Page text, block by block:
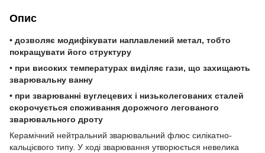
Опис
• дозволяє модифікувати наплавлений метал, тобто
покращувати його структуру
• при високих температурах виділяє гази, що захищають
зварювальну ванну
• при зварюванні вуглецевих і низьколегованих сталей
скорочується споживання дорожчого легованого
зварювального дроту
Керамічний нейтральний зварювальний флюс силікатно-
кальцієвого типу. У ході зварювання утворюється невелика